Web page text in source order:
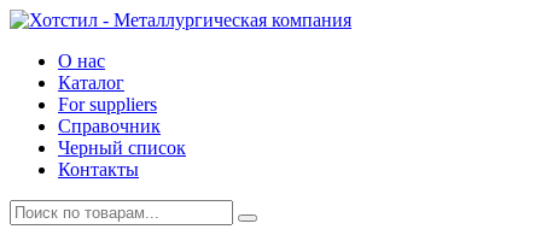
О нас
Каталог
For suppliers
Справочник
Черный список
Контакты